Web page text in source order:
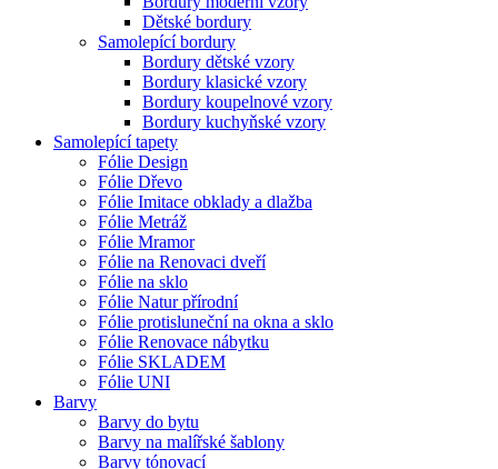
Dětské bordury
Samolepící bordury
Bordury dětské vzory
Bordury klasické vzory
Bordury koupelnové vzory
Bordury kuchyňské vzory
Samolepící tapety
Fólie Design
Fólie Dřevo
Fólie Imitace obklady a dlažba
Fólie Metráž
Fólie Mramor
Fólie na Renovaci dveří
Fólie na sklo
Fólie Natur přírodní
Fólie protisluneční na okna a sklo
Fólie Renovace nábytku
Fólie SKLADEM
Fólie UNI
Barvy
Barvy do bytu
Barvy na malířské šablony
Barvy tónovací